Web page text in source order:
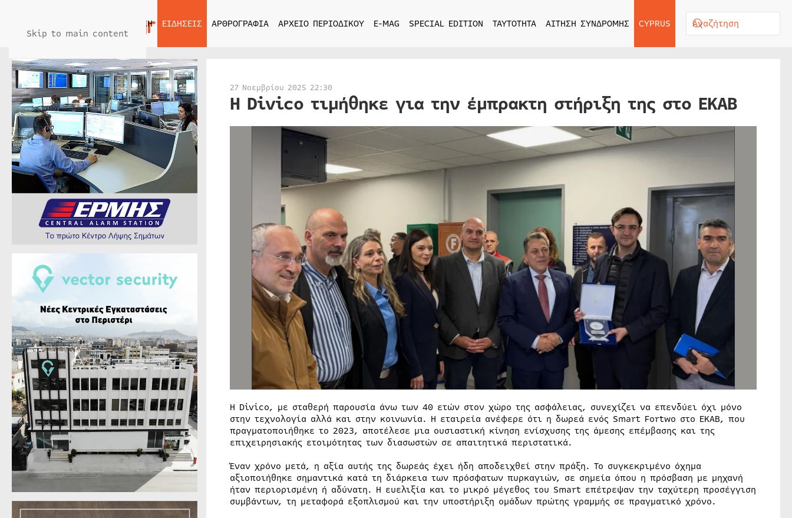
Skip to main content
ΑΡΧΙΚΗ ΕΙΔΗΣΕΙΣ ΑΡΘΡΟΓΡΑΦΙΑ ΑΡΧΕΙΟ ΠΕΡΙΟΔΙΚΟΥ E-MAG SPECIAL EDITION ΤΑΥΤΟΤΗΤΑ ΑΙΤΗΣΗ ΣΥΝΔΡΟΜΗΣ CYPRUS
27 Νοεμβρίου 2025 22:30
Η Divico τιμήθηκε για την έμπρακτη στήριξη της στο EKAB
Η Divico, με σταθερή παρουσία άνω των 40 ετών στον χώρο της ασφάλειας, συνεχίζει να επενδύει όχι μόνο
στην τεχνολογία αλλά και στην κοινωνία. Η εταιρεία ανέφερε ότι η δωρεά ενός Smart Fortwo στο ΕΚΑΒ, που
πραγματοποιήθηκε το 2023, αποτέλεσε μια ουσιαστική κίνηση ενίσχυσης της άμεσης επέμβασης και της
επιχειρησιακής ετοιμότητας των διασωστών σε απαιτητικά περιστατικά.
Έναν χρόνο μετά, η αξία αυτής της δωρεάς έχει ήδη αποδειχθεί στην πράξη. Το συγκεκριμένο όχημα
αξιοποιήθηκε σημαντικά κατά τη διάρκεια των πρόσφατων πυρκαγιών, σε σημεία όπου η πρόσβαση με μηχανή
ήταν περιορισμένη ή αδύνατη. Η ευελιξία και το μικρό μέγεθος του Smart επέτρεψαν την ταχύτερη προσέγγιση
συμβάντων, τη μεταφορά εξοπλισμού και την υποστήριξη ομάδων πρώτης γραμμής σε πραγματικό χρόνο.